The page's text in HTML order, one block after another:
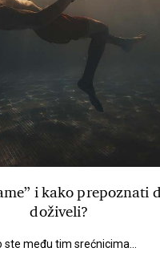
i kako prepoznati
doživeli?
ste među tim srećnicima...